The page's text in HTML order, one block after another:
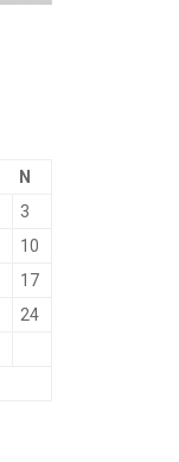
N
3
10
17
24